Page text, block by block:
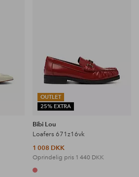
OUTLET
25% EXTRA
Bibi Lou
Loafers 671z16vk
1 008 DKK
Oprindelig pris 1 440 DKK